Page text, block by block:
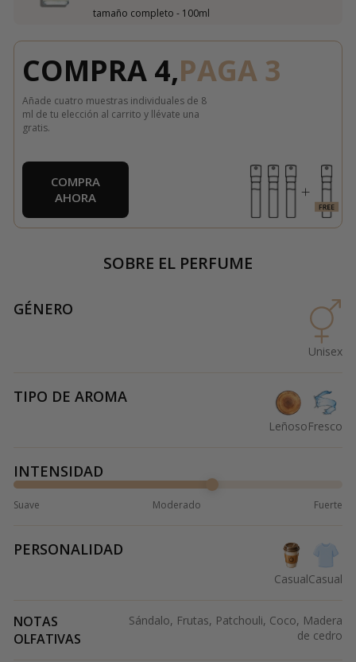
tamaño completo - 100ml
COMPRA 4,PAGA 3
Añade cuatro muestras individuales de 8
ml de tu elección al carrito y llévate una
gratis.
COMPRA
AHORA
SOBRE EL PERFUME
GÉNERO
Unisex
TIPO DE AROMA
LeñosoFresco
INTENSIDAD
Suave Moderado Fuerte
PERSONALIDAD
CasualCasual
NOTAS
OLFATIVAS
Sándalo, Frutas, Patchouli, Coco, Madera
de cedro